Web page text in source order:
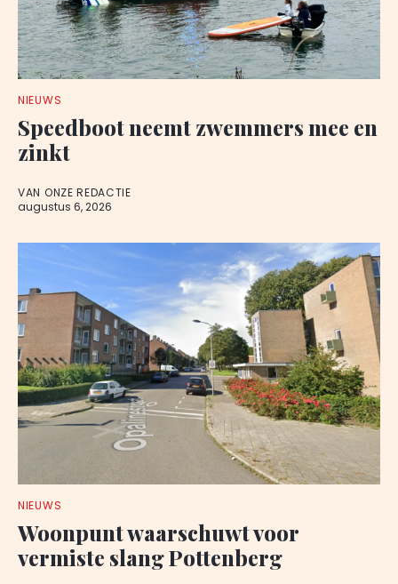
NIEUWS
Speedboot neemt zwemmers mee en
zinkt
VAN ONZE REDACTIE
augustus 6, 2026
NIEUWS
Woonpunt waarschuwt voor
vermiste slang Pottenberg